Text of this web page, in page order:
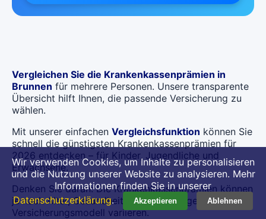
Vergleichen Sie die Krankenkassenprämien in
Brunnen für mehrere Personen. Unsere transparente
Übersicht hilft Ihnen, die passende Versicherung zu
wählen.
Mit unserer einfachen Vergleichsfunktion können Sie
schnell die günstigsten Krankenkassenprämien für
2026 entdecken – für Kinder, Jugendliche und
Erwachsene.
Denken Sie daran: Die Krankenkassenprämien können
je nach Alter, Gesundheitszustand und gewähltem
Versicherungsmodell variieren.
Wir verwenden Cookies, um Inhalte zu personalisieren
und die Nutzung unserer Website zu analysieren. Mehr
Informationen finden Sie in unserer
Datenschutzerklärung. Akzeptieren Ablehnen